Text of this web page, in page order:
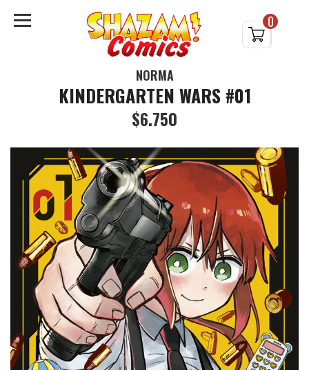
0
NORMA
KINDERGARTEN WARS #01
$6.750